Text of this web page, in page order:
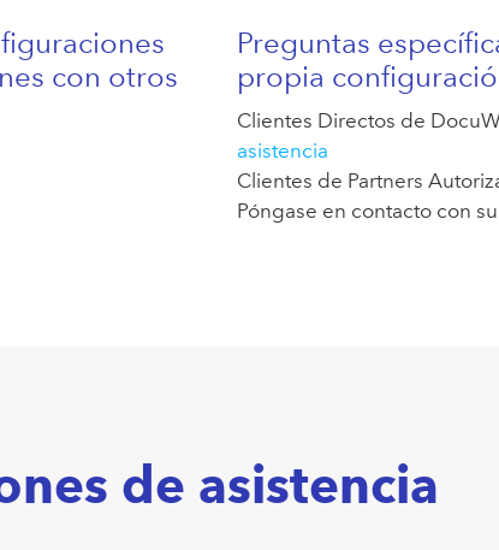
con otros
Preguntas
propia
Clientes Directos de
asistencia
Clientes de Partners
Póngase en contacto con
de asistencia